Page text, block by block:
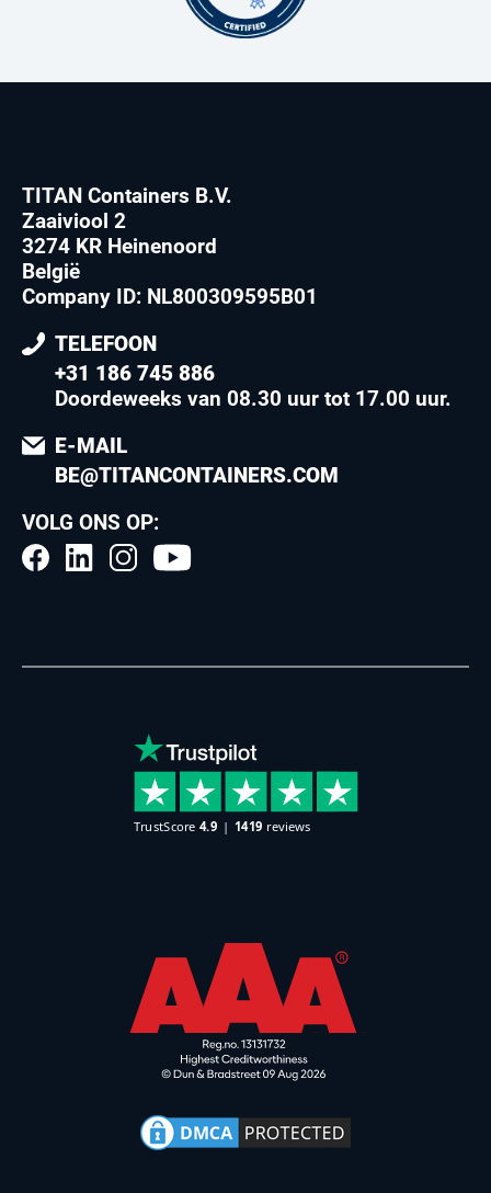
TITAN Containers B.V.
Zaaiviool 2
3274 KR Heinenoord
België
Company ID: NL800309595B01
TELEFOON
+31 186 745 886
Doordeweeks van 08.30 uur tot 17.00 uur.
E-MAIL
BE@TITANCONTAINERS.COM
VOLG ONS OP: